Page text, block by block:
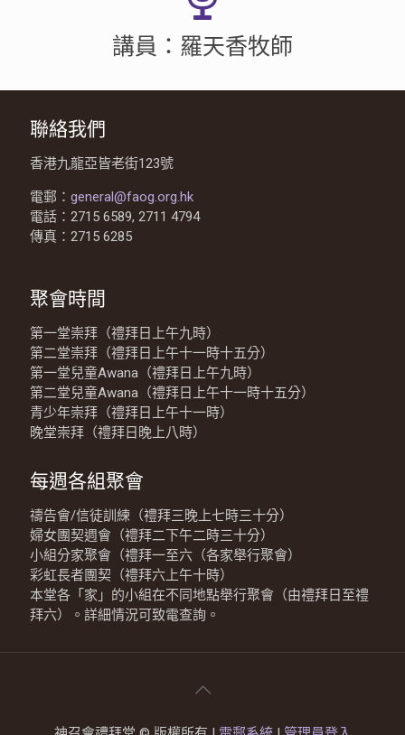
講員：羅天香牧師
聯絡我們
香港九龍亞皆老街123號
電郵： general@faog.org.hk
電話：2715 6589, 2711 4794
傳真：2715 6285
聚會時間
第一堂崇拜（禮拜日上午九時）
第二堂崇拜（禮拜日上午十一時十五分）
第一堂兒童Awana（禮拜日上午九時）
第二堂兒童Awana（禮拜日上午十一時十五分）
青少年崇拜（禮拜日上午十一時）
晚堂崇拜（禮拜日晚上八時）
每週各組聚會
禱告會/信徒訓練（禮拜三晚上七時三十分）
婦女團契週會（禮拜二下午二時三十分）
小組分家聚會（禮拜一至六（各家舉行聚會）
彩虹長者團契（禮拜六上午十時）
本堂各「家」的小組在不同地點舉行聚會（由禮拜日至禮
拜六）。詳細情況可致電查詢。